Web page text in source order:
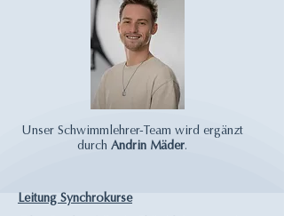
Unser Schwimmlehrer-Team wird ergänzt
durch Andrin Mäder.
Leitung Synchrokurse